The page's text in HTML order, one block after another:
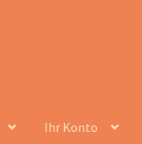
Ihr Konto